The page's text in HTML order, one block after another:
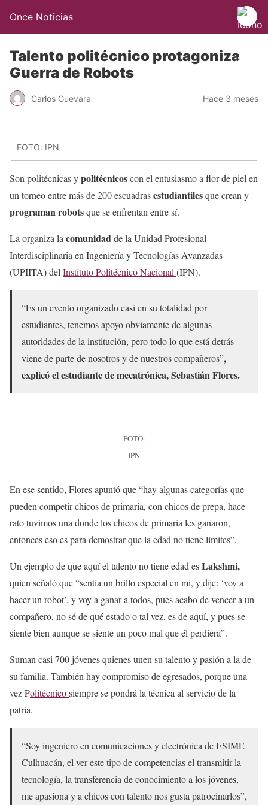
Once Noticias
Talento politécnico protagoniza
Guerra de Robots
Carlos Guevara Hace 3 meses
FOTO: IPN
Son politécnicas ypolitécnicoscon el entusiasmo a flor de piel en
un torneo entre más de 200 escuadrasestudiantilesque crean y
programan robotsque se enfrentan entre sí.
La organiza la comunidadde la Unidad Profesional
Interdisciplinaria en Ingeniería y Tecnologías Avanzadas
(UPIITA) del Instituto Politécnico Nacional (IPN).
“Es un evento organizado casi en su totalidad por
estudiantes, tenemos apoyo obviamente de algunas
autoridades de la institución, pero todo lo que está detrás
viene de parte de nosotros y de nuestros compañeros”,
explicó el estudiante de mecatrónica, Sebastián Flores.
FOTO:
IPN
En ese sentido, Flores apuntó que “hay algunas categorías que
pueden competir chicos de primaria, con chicos de prepa, hace
rato tuvimos una donde los chicos de primaria les ganaron,
entonces eso es para demostrar que la edad no tiene límites”.
Un ejemplo de que aquí el talento no tiene edad esLakshmi,
quien señaló que “sentía un brillo especial en mi, y dije: ‘voy a
hacer un robot’, y voy a ganar a todos, pues acabo de vencer a un
compañero, no sé de qué estado o tal vez, es de aquí, y pues se
siente bien aunque se siente un poco mal que él perdiera”.
Suman casi 700 jóvenes quienes unen su talento y pasión a la de
su familia. También hay compromiso de egresados, porque una
vez Politécnicosiempre se pondrá la técnica al servicio de la
patria.
“Soy ingeniero en comunicaciones y electrónica de ESIME
Culhuacán, el ver este tipo de competencias el transmitir la
tecnología, la transferencia de conocimiento a los jóvenes,
me apasiona y a chicos con talento nos gusta patrocinarlos”,